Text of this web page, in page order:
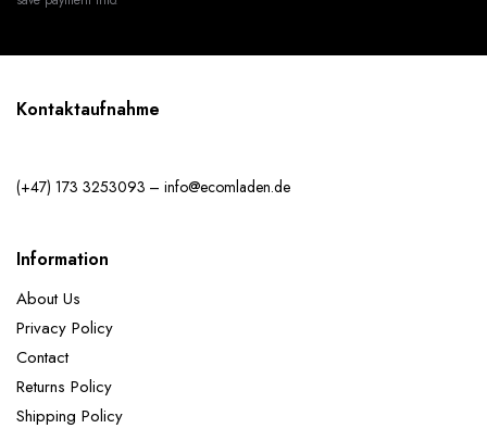
Kontaktaufnahme
(+47) 173 3253093 – info@ecomladen.de
Information
About Us
Privacy Policy
Contact
Returns Policy
Shipping Policy